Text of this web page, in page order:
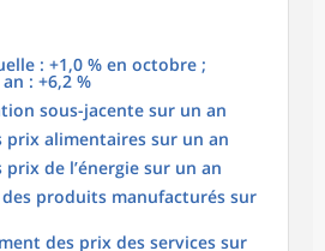
: +1,0 % en octobre ;
: +6,2 %
sous-jacente sur un an
prix alimentaires sur un an
de l’énergie sur un an
produits manufacturés sur
des prix des services sur